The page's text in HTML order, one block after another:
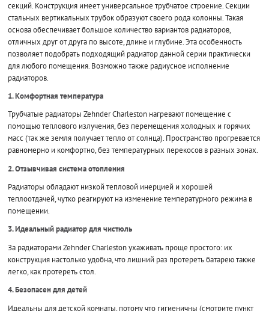
секций. Конструкция имеет универсальное трубчатое строение. Секции
стальных вертикальных трубок образуют своего рода колонны. Такая
основа обеспечивает большое количество вариантов радиаторов,
отличных друг от друга по высоте, длине и глубине. Эта особенность
позволяет подобрать подходящий радиатор данной серии практически
для любого помещения. Возможно также радиусное исполнение
радиаторов.
1. Комфортная температура
Трубчатые радиаторы Zehnder Charleston нагревают помещение с
помощью теплового излучения, без перемещения холодных и горячих
масс (так же земля получает тепло от солнца). Пространство прогревается
равномерно и комфортно, без температурных перекосов в разных зонах.
2. Отзывчивая система отопления
Радиаторы обладают низкой тепловой инерцией и хорошей
теплоотдачей, чутко реагируют на изменение температурного режима в
помещении.
3. Идеальный радиатор для чистюль
За радиаторами Zehnder Charleston ухаживать проще простого: их
конструкция настолько удобна, что лишний раз протереть батарею также
легко, как протереть стол.
4. Безопасен для детей
Идеальны для детской комнаты, потому что гигиеничны (смотрите пункт